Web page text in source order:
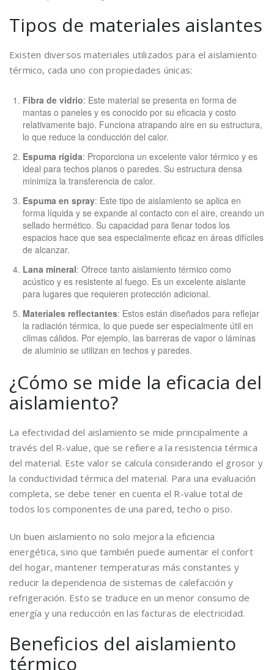
Tipos de materiales aislantes
Existen diversos materiales utilizados para el aislamiento
térmico, cada uno con propiedades únicas:
Fibra de vidrio: Este material se presenta en forma de
mantas o paneles y es conocido por su eficacia y costo
relativamente bajo. Funciona atrapando aire en su estructura,
lo que reduce la conducción del calor.
Espuma rígida: Proporciona un excelente valor térmico y es
ideal para techos planos o paredes. Su estructura densa
minimiza la transferencia de calor.
Espuma en spray: Este tipo de aislamiento se aplica en
forma líquida y se expande al contacto con el aire, creando un
sellado hermético. Su capacidad para llenar todos los
espacios hace que sea especialmente eficaz en áreas difíciles
de alcanzar.
Lana mineral: Ofrece tanto aislamiento térmico como
acústico y es resistente al fuego. Es un excelente aislante
para lugares que requieren protección adicional.
Materiales reflectantes: Estos están diseñados para reflejar
la radiación térmica, lo que puede ser especialmente útil en
climas cálidos. Por ejemplo, las barreras de vapor o láminas
de aluminio se utilizan en techos y paredes.
¿Cómo se mide la eficacia del
aislamiento?
La efectividad del aislamiento se mide principalmente a
través del R-value, que se refiere a la resistencia térmica
del material. Este valor se calcula considerando el grosor y
la conductividad térmica del material. Para una evaluación
completa, se debe tener en cuenta el R-value total de
todos los componentes de una pared, techo o piso.
Un buen aislamiento no solo mejora la eficiencia
energética, sino que también puede aumentar el confort
del hogar, mantener temperaturas más constantes y
reducir la dependencia de sistemas de calefacción y
refrigeración. Esto se traduce en un menor consumo de
energía y una reducción en las facturas de electricidad.
Beneficios del aislamiento
térmico